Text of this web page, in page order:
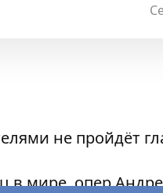
не пройдёт
мире, опер